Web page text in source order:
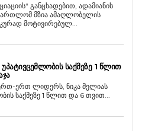
განცხადებით, ადამიანის
მზია ამაღლობელის
მოტივირებულ...
ᲡᲐᲥᲛᲔᲖᲔ 1 ᲬᲚᲘᲗ
ერთ ლიდერს, ნიკა მელიას
საქმეზე 1 წლით და 6 თვით...